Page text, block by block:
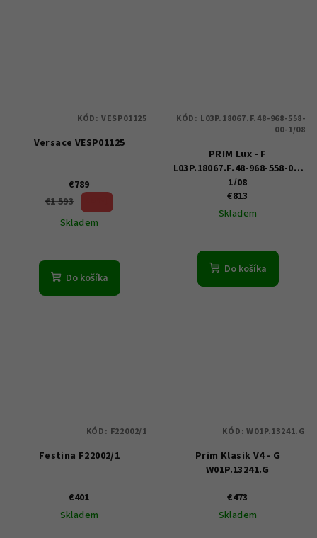
Versace VESP01125
€789
€1 593
Skladem
Do košíka
KÓD: VESP01125
PRIM Lux - F
L03P.18067.F.48-968-558-00-
1/08
€813
Skladem
Do košíka
KÓD: L03P.18067.F.48-968-558-
00-1/08
Festina F22002/1
€401
Skladem
KÓD: F22002/1
Prim Klasik V4 - G
W01P.13241.G
€473
Skladem
KÓD:W01P.13241.G